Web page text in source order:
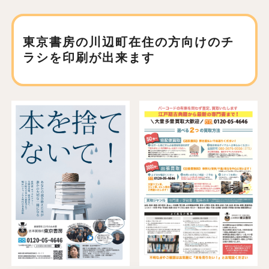
東京書房の川辺町在住の方向けのチ
ラシを印刷が出来ます